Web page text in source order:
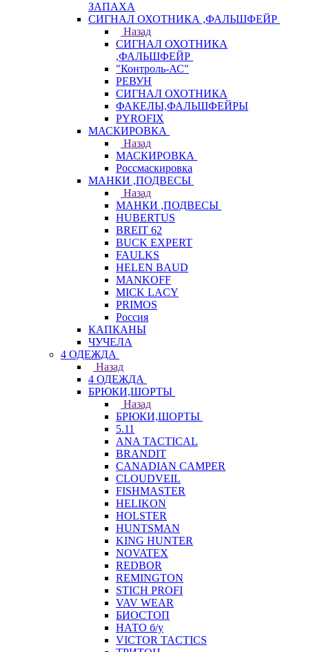
ЗАПАХА
СИГНАЛ ОХОТНИКА ,ФАЛЬШФЕЙР
Назад
СИГНАЛ ОХОТНИКА
,ФАЛЬШФЕЙР
"Контроль-АС"
РЕВУН
СИГНАЛ ОХОТНИКА
ФАКЕЛЫ,ФАЛЬШФЕЙРЫ
PYROFIX
МАСКИРОВКА
Назад
МАСКИРОВКА
Россмаскировка
МАНКИ ,ПОДВЕСЫ
Назад
МАНКИ ,ПОДВЕСЫ
HUBERTUS
BREIT 62
BUCK EXPERT
FAULKS
HELEN BAUD
MANKOFF
MICK LACY
PRIMOS
Россия
КАПКАНЫ
ЧУЧЕЛА
4 ОДЕЖДА
Назад
4 ОДЕЖДА
БРЮКИ,ШОРТЫ
Назад
БРЮКИ,ШОРТЫ
5.11
ANA TACTICAL
BRANDIT
CANADIAN CAMPER
CLOUDVEIL
FISHMASTER
HELIKON
HOLSTER
HUNTSMAN
KING HUNTER
NOVATEX
REDBOR
REMINGTON
STICH PROFI
VAV WEAR
БИОСТОП
НАТО б/у
VICTOR TACTICS